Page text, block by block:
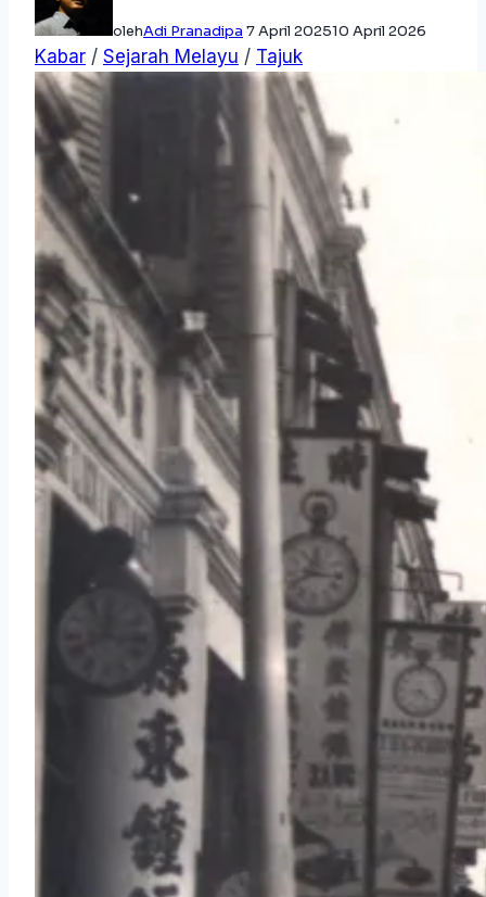
olehAdi Pranadipa 7 April 202510 April 2026
Kabar / Sejarah Melayu / Tajuk